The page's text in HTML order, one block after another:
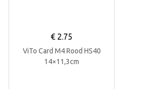
€ 2.75
ViTo Card M4 Rood HS40
14×11,3cm